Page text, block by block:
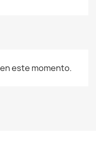
este momento.